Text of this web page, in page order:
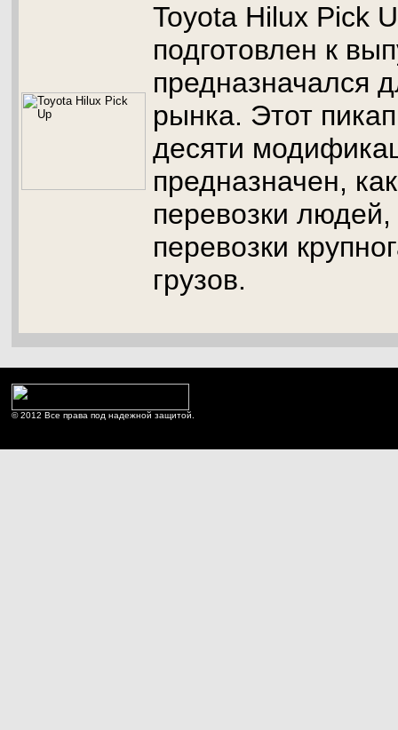
Toyota Hilux Pick
подготовлен к
предназначался
рынка. Этот
десяти
предназначен,
перевозки людей,
перевозки
грузов.
© 2012 Все права под надежной защитой.